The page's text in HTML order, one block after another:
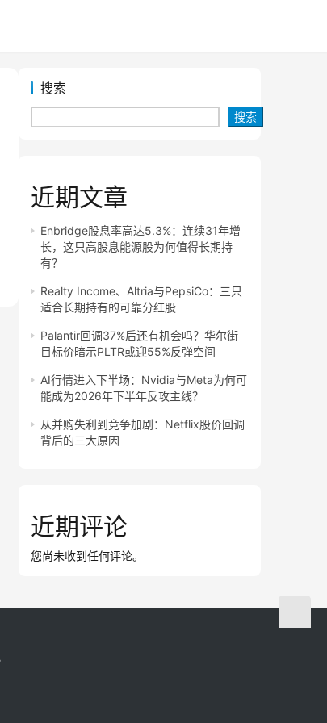
搜索
搜索
近期文章
Enbridge股息率高达5.3%：连续31年增
长，这只高股息能源股为何值得长期持
有？
Realty Income、Altria与PepsiCo：三只
适合长期持有的可靠分红股
Palantir回调37%后还有机会吗？华尔街
目标价暗示PLTR或迎55%反弹空间
AI行情进入下半场：Nvidia与Meta为何可
能成为2026年下半年反攻主线？
从并购失利到竞争加剧：Netflix股价回调
背后的三大原因
近期评论
您尚未收到任何评论。